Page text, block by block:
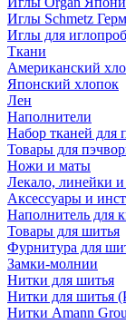
Иглы Schmetz
Иглы для
Ткани
Американский
Японский хлопок
Лен
Наполнители
Набор тканей для
Товары для
Ножи и маты
Лекало, линейки
Аксессуары и
Наполнитель для
Товары для шитья
Фурнитура для
Замки-молнии
Нитки для шитья
Нитки для шитья
Нитки Amann